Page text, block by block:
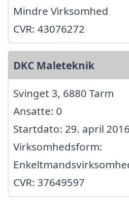
Mindre Virksomhed
CVR: 43076272
DKC Maleteknik
Svinget 3, 6880 Tarm
Ansatte: 0
Startdato: 29. april
Virksomhedsform:
CVR: 37649597